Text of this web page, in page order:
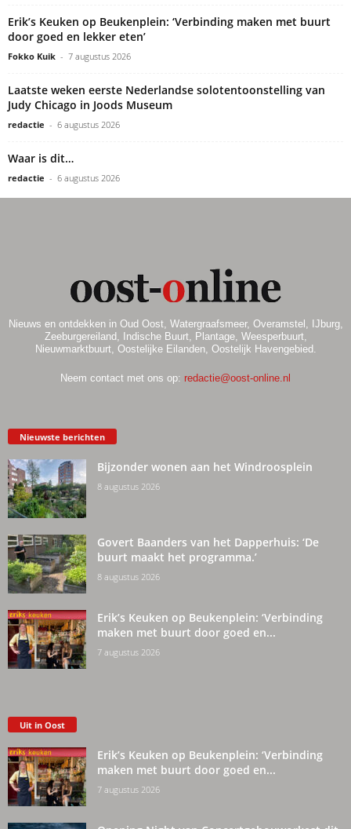
Erik’s Keuken op Beukenplein: ‘Verbinding maken met buurt
door goed en lekker eten’
Fokko Kuik - 7 augustus 2026
Laatste weken eerste Nederlandse solotentoonstelling van
Judy Chicago in Joods Museum
redactie - 6 augustus 2026
Waar is dit…
redactie - 6 augustus 2026
Nieuws en ontdekken in Oud Oost, Watergraafsmeer, Overamstel, IJburg,
Zeeburgereiland, Indische Buurt, Plantage, Weesperbuurt,
Nieuwmarktbuurt, Oostelijke Eilanden, Oostelijk Havengebied.
Neem contact met ons op: redactie@oost-online.nl
Nieuwste berichten
Bijzonder wonen aan het Windroosplein
8 augustus 2026
Govert Baanders van het Dapperhuis: ‘De
buurt maakt het programma.’
8 augustus 2026
Erik’s Keuken op Beukenplein: ‘Verbinding
maken met buurt door goed en...
7 augustus 2026
Uit in Oost
Erik’s Keuken op Beukenplein: ‘Verbinding
maken met buurt door goed en...
7 augustus 2026